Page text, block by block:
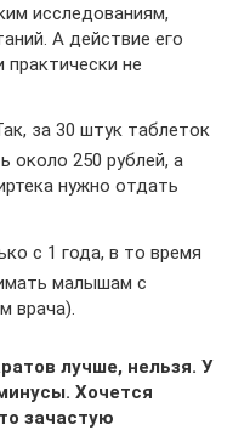
исследованиям,
А действие его
не
за 30 штук таблеток
около 250 рублей, а
нужно отдать
с 1 года, в то время
малышам с
врача).
лучше, нельзя. У
Хочется
зачастую